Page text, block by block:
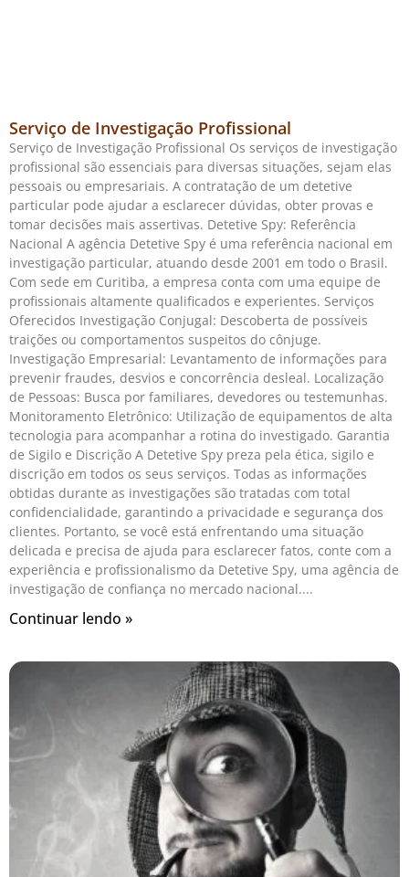
Serviço de Investigação Profissional
Serviço de Investigação Profissional Os serviços de investigação
profissional são essenciais para diversas situações, sejam elas
pessoais ou empresariais. A contratação de um detetive
particular pode ajudar a esclarecer dúvidas, obter provas e
tomar decisões mais assertivas. Detetive Spy: Referência
Nacional A agência Detetive Spy é uma referência nacional em
investigação particular, atuando desde 2001 em todo o Brasil.
Com sede em Curitiba, a empresa conta com uma equipe de
profissionais altamente qualificados e experientes. Serviços
Oferecidos Investigação Conjugal: Descoberta de possíveis
traições ou comportamentos suspeitos do cônjuge.
Investigação Empresarial: Levantamento de informações para
prevenir fraudes, desvios e concorrência desleal. Localização
de Pessoas: Busca por familiares, devedores ou testemunhas.
Monitoramento Eletrônico: Utilização de equipamentos de alta
tecnologia para acompanhar a rotina do investigado. Garantia
de Sigilo e Discrição A Detetive Spy preza pela ética, sigilo e
discrição em todos os seus serviços. Todas as informações
obtidas durante as investigações são tratadas com total
confidencialidade, garantindo a privacidade e segurança dos
clientes. Portanto, se você está enfrentando uma situação
delicada e precisa de ajuda para esclarecer fatos, conte com a
experiência e profissionalismo da Detetive Spy, uma agência de
investigação de confiança no mercado nacional.
Continuar lendo »